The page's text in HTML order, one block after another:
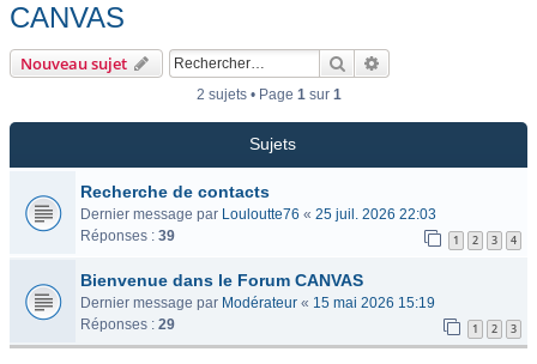
CANVAS
Nouveau sujet Rechercher
2 sujets • Page 1sur 1
Sujets
Recherche de contacts
Dernier message par Louloutte76 « 25 juil. 2026 22:03
Réponses : 39 1 2 3 4
Bienvenue dans le Forum CANVAS
Dernier message par Modérateur « 15 mai 2026 15:19
Réponses : 29 1 2 3